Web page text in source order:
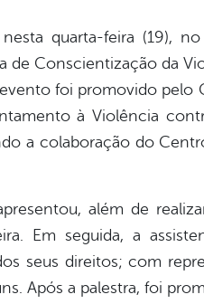
quarta-feira (19),
Conscientização da
foi promovido pelo
à Violência
a colaboração do
além de
Em seguida, a
seus direitos; com
Após a palestra, foi